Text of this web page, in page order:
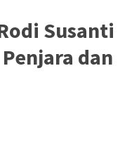
Susanti
dan